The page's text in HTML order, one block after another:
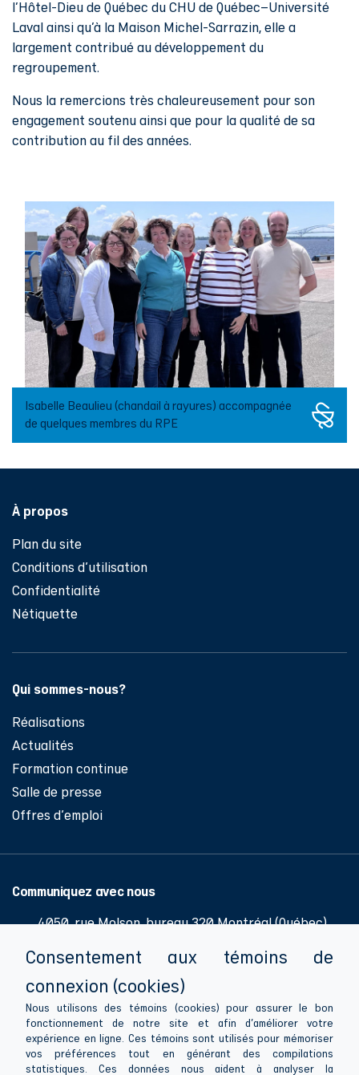
l’Hôtel-Dieu de Québec du CHU de Québec–Université
Laval ainsi qu’à la Maison Michel-Sarrazin, elle a
largement contribué au développement du
regroupement.
Nous la remercions très chaleureusement pour son
engagement soutenu ainsi que pour la qualité de sa
contribution au fil des années.
Isabelle Beaulieu (chandail à rayures) accompagnée
de quelques membres du RPE
Pied de page
À propos
Plan du site
Conditions d'utilisation
Confidentialité
Nétiquette
Qui sommes-nous?
Réalisations
Actualités
Formation continue
Salle de presse
Offres d'emploi
Communiquez avec nous
4050, rue Molson, bureau 320 Montréal (Québec)
514 286-1081
info@apesquebec.org
Consentement aux témoins de
connexion (cookies)
Nous utilisons des témoins (cookies) pour assurer le bon
fonctionnement de notre site et afin d'améliorer votre
expérience en ligne. Ces témoins sont utilisés pour mémoriser
vos préférences tout en générant des compilations
statistiques. Ces données nous aident à analyser la